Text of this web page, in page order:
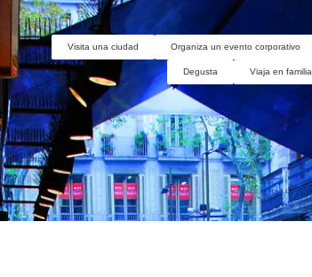
Visita una ciudad Organiza un evento corporativo
Degusta Viaja en familia